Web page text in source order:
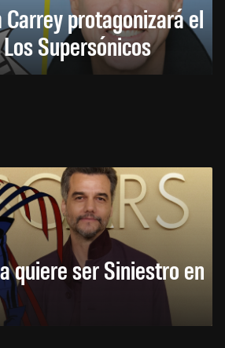
Carrey protagonizará el
Supersónicos
quiere ser Siniestro en